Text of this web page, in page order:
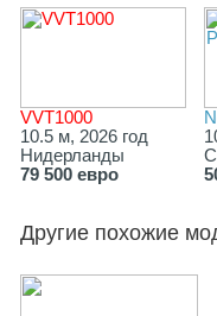
VVT1000
10.5 м, 2026 год
Нидерланды
79 500 евро
Другие похожие